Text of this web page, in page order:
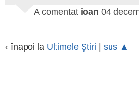
A comentat ioan 04
‹ înapoi la Ultimele Ştiri sus ▲